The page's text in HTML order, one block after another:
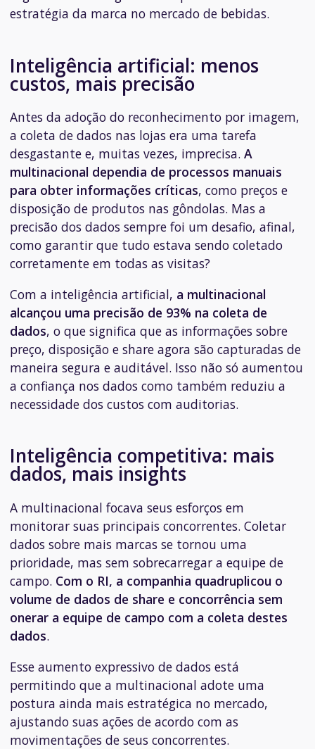
estratégia da marca no mercado de bebidas.
Inteligência artificial: menos
custos, mais precisão
Antes da adoção do reconhecimento por imagem,
a coleta de dados nas lojas era uma tarefa
desgastante e, muitas vezes, imprecisa. A
multinacional dependia de processos manuais
para obter informações críticas, como preços e
disposição de produtos nas gôndolas. Mas a
precisão dos dados sempre foi um desafio, afinal,
como garantir que tudo estava sendo coletado
corretamente em todas as visitas?
Com a inteligência artificial, a multinacional
alcançou uma precisão de 93% na coleta de
dados, o que significa que as informações sobre
preço, disposição e share agora são capturadas de
maneira segura e auditável. Isso não só aumentou
a confiança nos dados como também reduziu a
necessidade dos custos com auditorias.
Inteligência competitiva: mais
dados, mais insights
A multinacional focava seus esforços em
monitorar suas principais concorrentes. Coletar
dados sobre mais marcas se tornou uma
prioridade, mas sem sobrecarregar a equipe de
campo. Com o RI, a companhia quadruplicou o
volume de dados de share e concorrência sem
onerar a equipe de campo com a coleta destes
dados.
Esse aumento expressivo de dados está
permitindo que a multinacional adote uma
postura ainda mais estratégica no mercado,
ajustando suas ações de acordo com as
movimentações de seus concorrentes.